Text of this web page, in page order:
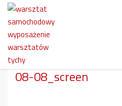
1-Saeulen-
08-08_screen